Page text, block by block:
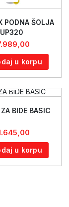
PODNA ŠOLJA
UP320
u korpu
BIDE BASIC
u korpu